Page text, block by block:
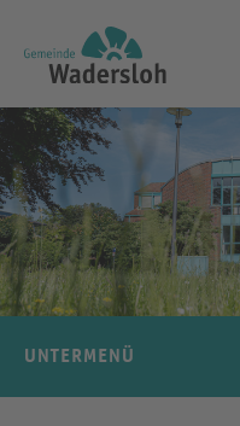
UNTERMENÜ